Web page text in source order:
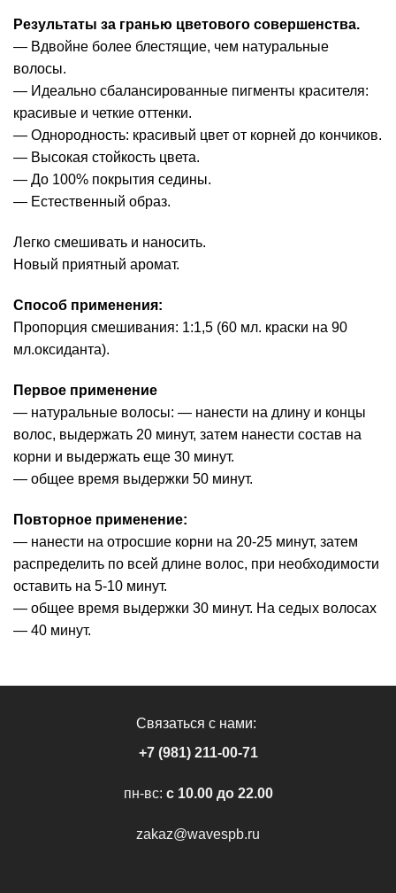
Результаты за гранью цветового совершенства.
— Вдвойне более блестящие, чем натуральные
волосы.
— Идеально сбалансированные пигменты красителя:
красивые и четкие оттенки.
— Однородность: красивый цвет от корней до кончиков.
— Высокая стойкость цвета.
— До 100% покрытия седины.
— Естественный образ.
Легко смешивать и наносить.
Новый приятный аромат.
Способ применения:
Пропорция смешивания: 1:1,5 (60 мл. краски на 90
мл.оксиданта).
Первое применение
— натуральные волосы: — нанести на длину и концы
волос, выдержать 20 минут, затем нанести состав на
корни и выдержать еще 30 минут.
— общее время выдержки 50 минут.
Повторное применение:
— нанести на отросшие корни на 20-25 минут, затем
распределить по всей длине волос, при необходимости
оставить на 5-10 минут.
— общее время выдержки 30 минут. На седых волосах
— 40 минут.
Связаться с нами:
+7 (981) 211-00-71
пн-вс: c 10.00 до 22.00
zakaz@wavespb.ru